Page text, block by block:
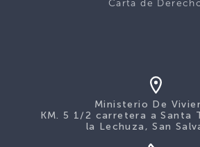
Carta de
Ministerio De
KM. 5 1/2 carretera a Santa
la Lechuza, San